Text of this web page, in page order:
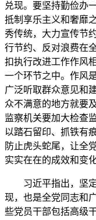
兑现。要坚持勤俭办
抵制享乐主义和奢靡
秀传统，大力宣传节
行节约、反对浪费在
扣执行改进工作作风
一个环节之中。作风
广泛听取群众意见和
众不满意的地方就要
监察机关要加大检查
以踏石留印、抓铁有
防止虎头蛇尾，让全
实实在在的成效和变化
习近平指出，坚定
现，也是全党同志和
些党员干部包括高级